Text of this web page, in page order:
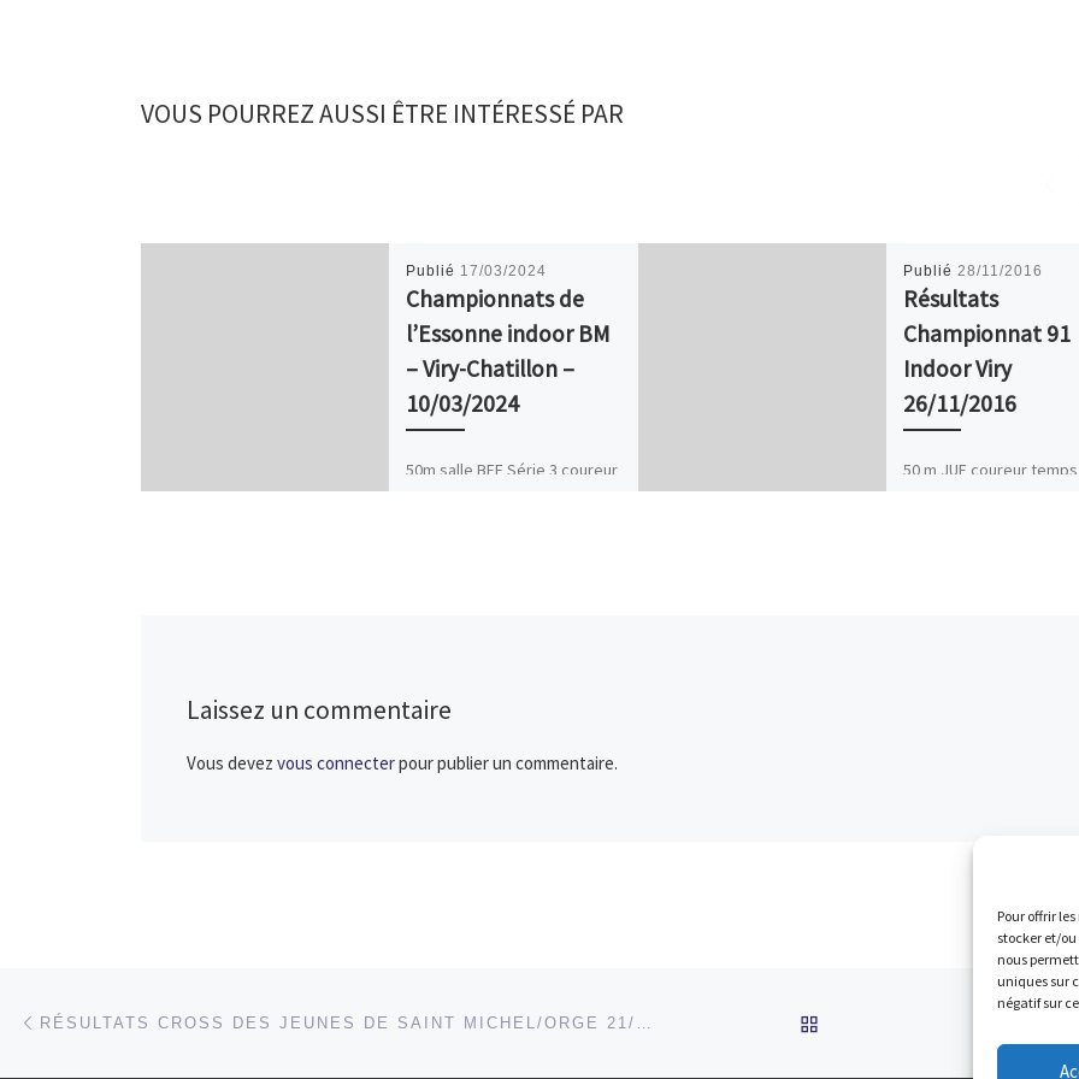
Pour offrir
stocker et/
nous
uniques sur
négatif sur
VOUS POURREZ AUSSI ÊTRE INTÉRESSÉ PAR
Publié 17/03/2024
Championnats de
l’Essonne indoor BM
– Viry-Chatillon –
10/03/2024
50m salle BEF Série 3 coureur
Publié 28/11/2016
Résultats
Championnat 91
Indoor Viry
26/11/2016
50 m JUF coureur temps
Laissez un commentaire
Vous devez vous connecterpour publier un commentaire.
Parcourir les articles